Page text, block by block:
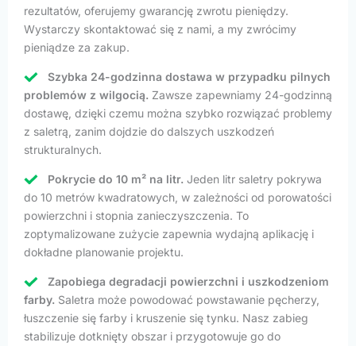
rezultatów, oferujemy gwarancję zwrotu pieniędzy.
Wystarczy skontaktować się z nami, a my zwrócimy
pieniądze za zakup.
Szybka 24-godzinna dostawa w przypadku pilnych
problemów z wilgocią. Zawsze zapewniamy 24-godzinną
dostawę, dzięki czemu można szybko rozwiązać problemy
z saletrą, zanim dojdzie do dalszych uszkodzeń
strukturalnych.
Pokrycie do 10 m² na litr. Jeden litr saletry pokrywa
do 10 metrów kwadratowych, w zależności od porowatości
powierzchni i stopnia zanieczyszczenia. To
zoptymalizowane zużycie zapewnia wydajną aplikację i
dokładne planowanie projektu.
Zapobiega degradacji powierzchni i uszkodzeniom
farby. Saletra może powodować powstawanie pęcherzy,
łuszczenie się farby i kruszenie się tynku. Nasz zabieg
stabilizuje dotknięty obszar i przygotowuje go do